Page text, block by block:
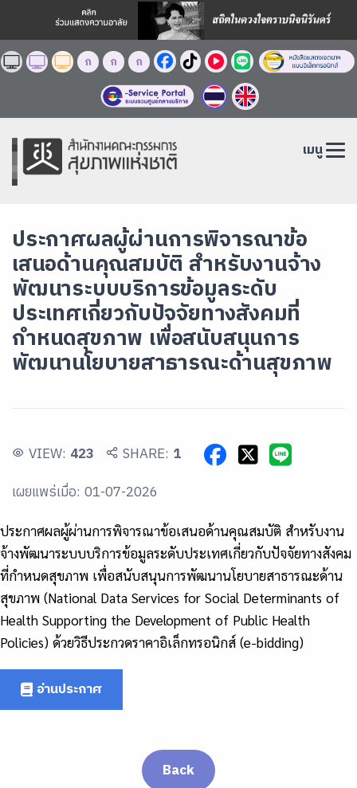
ก ก ก
เมนู
ประกาศผลผู้ผ่านการพิจารณาข้อ
เสนอด้านคุณสมบัติ สำหรับงานจ้าง
พัฒนาระบบบริการข้อมูลระดับ
ประเทศเกี่ยวกับปัจจัยทางสังคมที่
กำหนดสุขภาพ เพื่อสนับสนุนการ
พัฒนานโยบายสาธารณะด้านสุขภาพ
VIEW: 423 SHARE: 1
เผยแพร่เมื่อ: 01-07-2026
ประกาศผลผู้ผ่านการพิจารณาข้อเสนอด้านคุณสมบัติ สำหรับงาน
จ้างพัฒนาระบบบริการข้อมูลระดับประเทศเกี่ยวกับปัจจัยทางสังคม
ที่กำหนดสุขภาพ เพื่อสนับสนุนการพัฒนานโยบายสาธารณะด้าน
สุขภาพ (National Data Services for Social Determinants of
Health Supporting the Development of Public Health
Policies) ด้วยวิธีประกวดราคาอิเล็กทรอนิกส์ (e-bidding)
อ่านประกาศ
Back